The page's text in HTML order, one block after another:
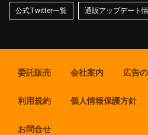
公式Twitter一覧 通販アップデート
委託販売 会社案内 広告
利用規約 個人情報保護方針
お問合せ